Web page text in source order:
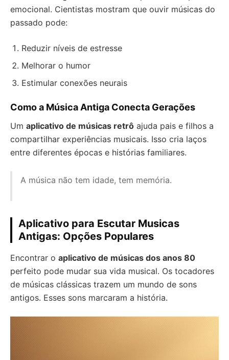
emocional. Cientistas mostram que ouvir músicas do
passado pode:
Reduzir níveis de estresse
Melhorar o humor
Estimular conexões neurais
Como a Música Antiga Conecta Gerações
Um aplicativo de músicas retrô ajuda pais e filhos a
compartilhar experiências musicais. Isso cria laços
entre diferentes épocas e histórias familiares.
A música não tem idade, tem memória.
Aplicativo para Escutar Musicas
Antigas: Opções Populares
Encontrar o aplicativo de músicas dos anos 80
perfeito pode mudar sua vida musical. Os tocadores
de músicas clássicas trazem um mundo de sons
antigos. Esses sons marcaram a história.